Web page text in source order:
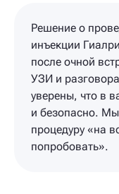
Решение о
инъекции
после очной
УЗИ и
уверены, что в
и безопасно.
процедуру «на
попробовать».